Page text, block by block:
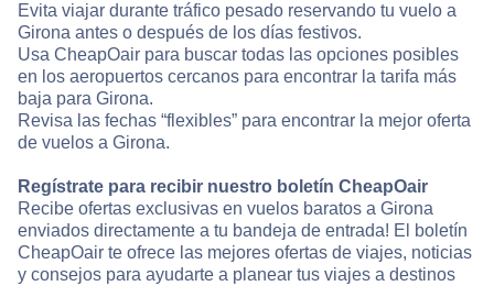
Evita viajar durante tráfico pesado reservando tu vuelo a
Girona antes o después de los días festivos.
Usa CheapOair para buscar todas las opciones posibles
en los aeropuertos cercanos para encontrar la tarifa más
baja para Girona.
Revisa las fechas “flexibles” para encontrar la mejor oferta
de vuelos a Girona.
Regístrate para recibir nuestro boletín CheapOair
Recibe ofertas exclusivas en vuelos baratos a Girona
enviados directamente a tu bandeja de entrada! El boletín
CheapOair te ofrece las mejores ofertas de viajes, noticias
y consejos para ayudarte a planear tus viajes a destinos